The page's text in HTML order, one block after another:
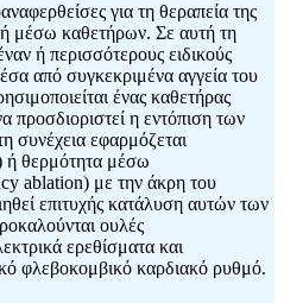
για τη θεραπεία της
μέσω καθετήρων. Σε αυτή τη
ή περισσότερους ειδικούς
από συγκεκριμένα αγγεία του
ένας καθετήρας
προσδιοριστεί η εντόπιση των
συνέχεια εφαρμόζεται
ή θερμότητα μέσω
ablation) με την άκρη του
επιτυχής κατάλυση αυτών των
ουλές
ερεθίσματα και
φλεβοκομβικό καρδιακό ρυθμό.